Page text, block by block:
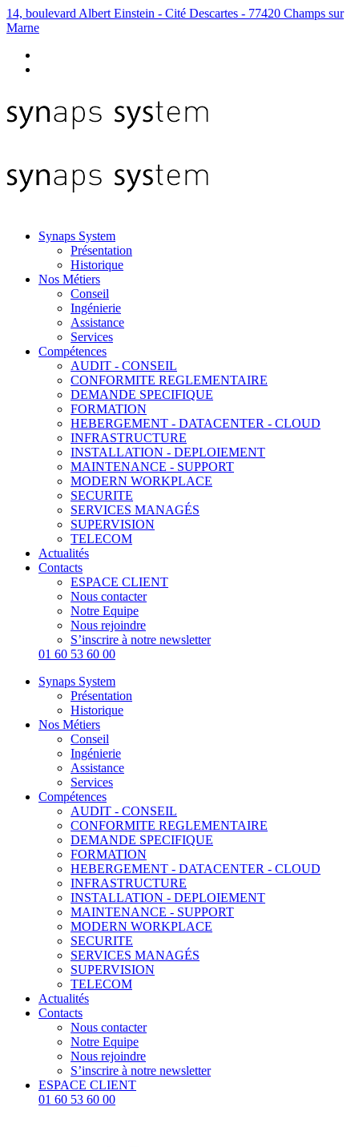
14, boulevard Albert Einstein - Cité Descartes - 77420 Champs sur
Marne
Synaps System
Présentation
Historique
Nos Métiers
Conseil
Ingénierie
Assistance
Services
Compétences
AUDIT - CONSEIL
CONFORMITE REGLEMENTAIRE
DEMANDE SPECIFIQUE
FORMATION
HEBERGEMENT - DATACENTER - CLOUD
INFRASTRUCTURE
INSTALLATION - DEPLOIEMENT
MAINTENANCE - SUPPORT
MODERN WORKPLACE
SECURITE
SERVICES MANAGÉS
SUPERVISION
TELECOM
Actualités
Contacts
ESPACE CLIENT
Nous contacter
Notre Equipe
Nous rejoindre
S’inscrire à notre newsletter
01 60 53 60 00
Synaps System
Présentation
Historique
Nos Métiers
Conseil
Ingénierie
Assistance
Services
Compétences
AUDIT - CONSEIL
CONFORMITE REGLEMENTAIRE
DEMANDE SPECIFIQUE
FORMATION
HEBERGEMENT - DATACENTER - CLOUD
INFRASTRUCTURE
INSTALLATION - DEPLOIEMENT
MAINTENANCE - SUPPORT
MODERN WORKPLACE
SECURITE
SERVICES MANAGÉS
SUPERVISION
TELECOM
Actualités
Contacts
Nous contacter
Notre Equipe
Nous rejoindre
S’inscrire à notre newsletter
ESPACE CLIENT
01 60 53 60 00